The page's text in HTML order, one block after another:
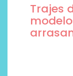
Trajes